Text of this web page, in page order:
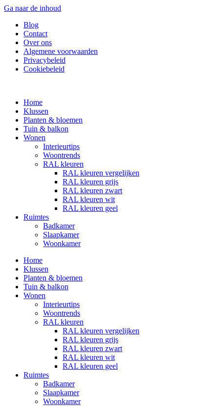
Ga naar de inhoud
Blog
Contact
Over ons
Algemene voorwaarden
Privacybeleid
Cookiebeleid
Home
Klussen
Planten & bloemen
Tuin & balkon
Wonen
Interieurtips
Woontrends
RAL kleuren
RAL kleuren vergelijken
RAL kleuren grijs
RAL kleuren zwart
RAL kleuren wit
RAL kleuren geel
Ruimtes
Badkamer
Slaapkamer
Woonkamer
Home
Klussen
Planten & bloemen
Tuin & balkon
Wonen
Interieurtips
Woontrends
RAL kleuren
RAL kleuren vergelijken
RAL kleuren grijs
RAL kleuren zwart
RAL kleuren wit
RAL kleuren geel
Ruimtes
Badkamer
Slaapkamer
Woonkamer